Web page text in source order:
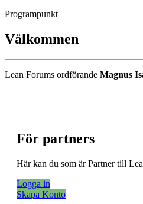
Programpunkt
Välkommen
Lean Forums ordförande Magnus
För partners
Här kan du som är Partner till
Logga in
Skapa Konto